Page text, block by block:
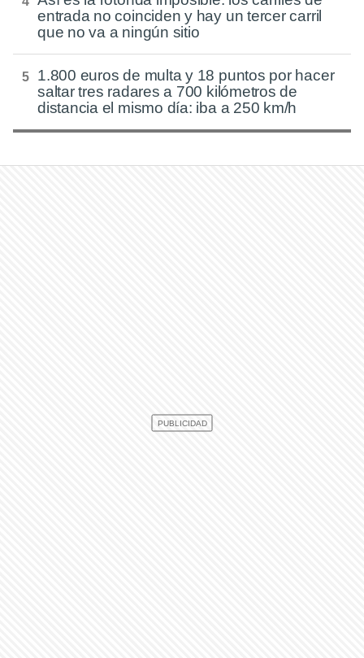
entrada no coinciden y hay un tercer carril
que no va a ningún sitio
1.800 euros de multa y 18 puntos por hacer
saltar tres radares a 700 kilómetros de
distancia el mismo día: iba a 250 km/h